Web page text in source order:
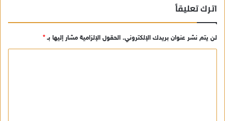
اترك تعليقاً
لن يتم نشر عنوان بريدك الإلكتروني. الحقول الإلزامية مشار إليها بـ*